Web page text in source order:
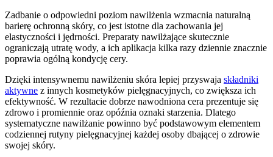
Zadbanie o odpowiedni poziom nawilżenia wzmacnia naturalną
barierę ochronną skóry, co jest istotne dla zachowania jej
elastyczności i jędrności. Preparaty nawilżające skutecznie
ograniczają utratę wody, a ich aplikacja kilka razy dziennie znacznie
poprawia ogólną kondycję cery.
Dzięki intensywnemu nawilżeniu skóra lepiej przyswaja składniki
aktywne z innych kosmetyków pielęgnacyjnych, co zwiększa ich
efektywność. W rezultacie dobrze nawodniona cera prezentuje się
zdrowo i promiennie oraz opóźnia oznaki starzenia. Dlatego
systematyczne nawilżanie powinno być podstawowym elementem
codziennej rutyny pielęgnacyjnej każdej osoby dbającej o zdrowie
swojej skóry.